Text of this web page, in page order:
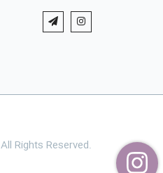
All Rights Reserved.